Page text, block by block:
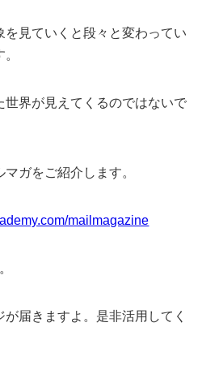
見ていくと段々と変わってい
世界が見えてくるのではないで
ガをご紹介します。
mailmagazine
届きますよ。是非活用してく